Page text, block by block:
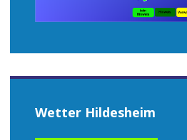
Wetter Hildesheim